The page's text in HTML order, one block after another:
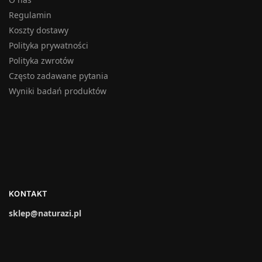
Regulamin
Koszty dostawy
Polityka prywatności
Polityka zwrotów
Często zadawane pytania
Wyniki badań produktów
KONTAKT
sklep@naturazi.pl